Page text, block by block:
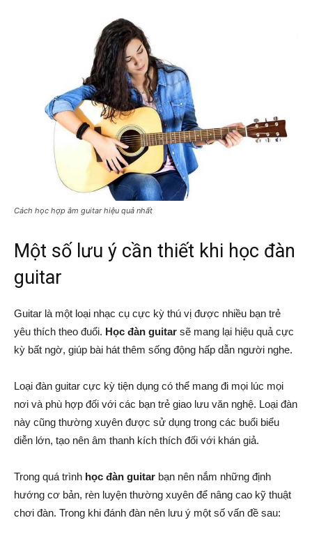
Cách học hợp âm guitar hiệu quả nhất
Một số lưu ý cần thiết khi học đàn
guitar
Guitar là một loại nhạc cụ cực kỳ thú vị được nhiều bạn trẻ
yêu thích theo đuổi. Học đàn guitar sẽ mang lại hiệu quả cực
kỳ bất ngờ, giúp bài hát thêm sống động hấp dẫn người nghe.
Loại đàn guitar cực kỳ tiện dụng có thể mang đi mọi lúc mọi
nơi và phù hợp đối với các bạn trẻ giao lưu văn nghệ. Loại đàn
này cũng thường xuyên được sử dụng trong các buổi biểu
diễn lớn, tạo nên âm thanh kích thích đối với khán giả.
Trong quá trình học đàn guitar bạn nên nắm những định
hướng cơ bản, rèn luyện thường xuyên để nâng cao kỹ thuật
chơi đàn. Trong khi đánh đàn nên lưu ý một số vấn đề sau: